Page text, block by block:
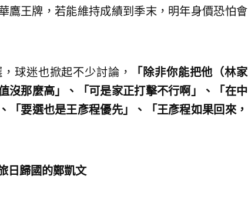
鷹王牌，若能維持成績到季末，明年身價恐怕會
球迷也掀起不少討論，
「除非你能把他（林家
沒那麼高」、「可是家正打擊不行啊」、「在中
「要選也是王彥程優先」、「王彥程如果回來，
日歸國的鄭凱文